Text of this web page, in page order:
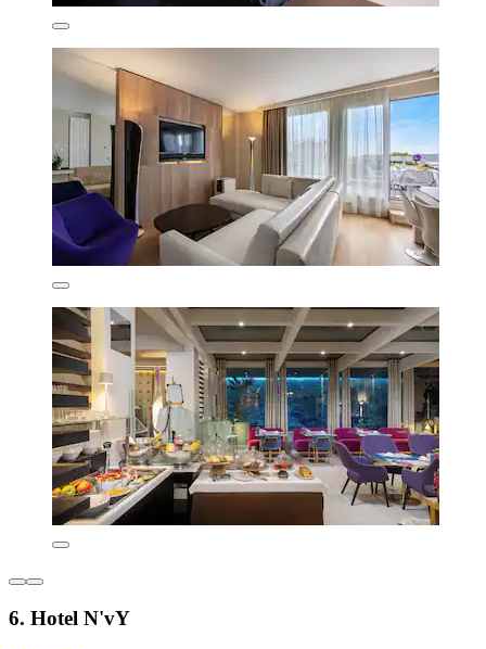
6. Hotel N'vY